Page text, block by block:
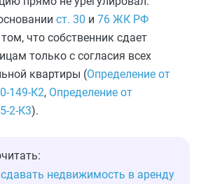
ст. 30 и 76 ЖК РФ
что собственник сдает
только с согласия всех
квартиры (Определение от
149-К2, Определение от
2-К3).
недвижимость в аренду